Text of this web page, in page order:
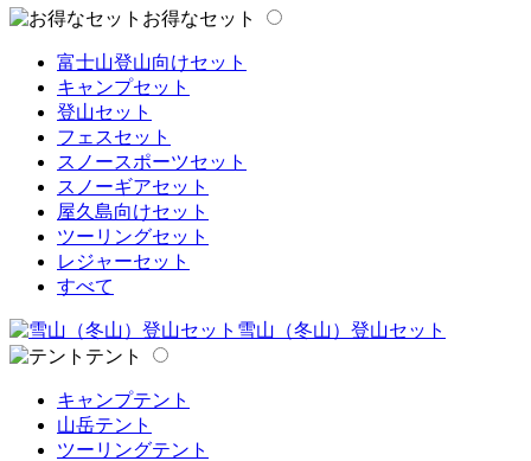
お得なセット
富士山登山向けセット
キャンプセット
登山セット
フェスセット
スノースポーツセット
スノーギアセット
屋久島向けセット
ツーリングセット
レジャーセット
すべて
雪山（冬山）登山セット
テント
キャンプテント
山岳テント
ツーリングテント